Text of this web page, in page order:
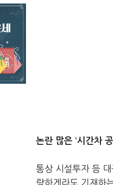
논란 많은 ‘시간차
통상 시설투자 등
략하게라도 기재하